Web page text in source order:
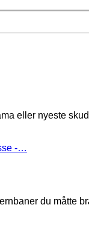
eller nyeste
-…
du måtte